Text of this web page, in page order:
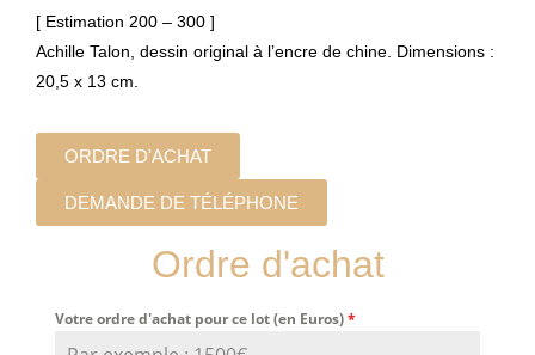
[ Estimation 200 – 300 ]
Achille Talon, dessin original à l’encre de chine. Dimensions :
20,5 x 13 cm.
ORDRE D'ACHAT
DEMANDE DE TÉLÉPHONE
Ordre d'achat
Votre ordre d'achat pour ce lot (en Euros)*